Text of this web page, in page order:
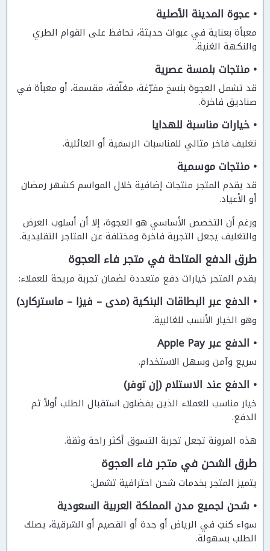
• عجوة المدينة الأصلية
معبأة بعناية في عبوات حديثة، تحافظ على القوام الطري
والنكهة الغنية.
• منتجات بلمسة عصرية
قد تشمل العجوة بنسخ مفرّغة، مغلّفة، مقسمة، أو معبأة في
صناديق فاخرة.
• خيارات مناسبة للهدايا
تغليف فاخر مثالي للمناسبات الرسمية أو العائلية.
• منتجات موسمية
قد يقدم المتجر منتجات إضافية خلال المواسم كشهر رمضان
أو الأعياد.
ورغم أن التخصص الأساسي هو العجوة، إلا أن أسلوب العرض
والتغليف يجعل التجربة فاخرة ومختلفة عن المتاجر التقليدية.
طرق الدفع المتاحة في متجر فاء العجوة
يقدم المتجر خيارات دفع متعددة لضمان تجربة مريحة للعملاء:
• الدفع عبر البطاقات البنكية (مدى – فيزا – ماستركارد)
وهو الخيار الأنسب للغالبية.
• الدفع عبر Apple Pay
سريع وآمن وسهل الاستخدام.
• الدفع عند الاستلام (إن توفر)
خيار مناسب للعملاء الذين يفضلون استقبال الطلب أولاً ثم
الدفع.
هذه المرونة تجعل تجربة التسوق أكثر راحة وثقة.
طرق الشحن في متجر فاء العجوة
يتميز المتجر بخدمات شحن احترافية تشمل:
• شحن لجميع مدن المملكة العربية السعودية
سواء كنتِ في الرياض أو جدة أو القصيم أو الشرقية، يصلك
الطلب بسهولة.